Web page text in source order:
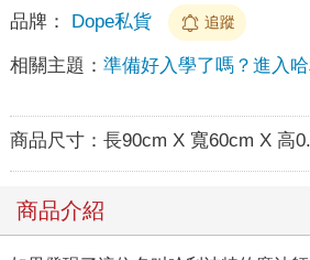
品牌： Dope私貨 追蹤
相關主題： 準備好入學了嗎？進入
商品尺寸： 長90cm X 寬60cm X 高
商品介紹